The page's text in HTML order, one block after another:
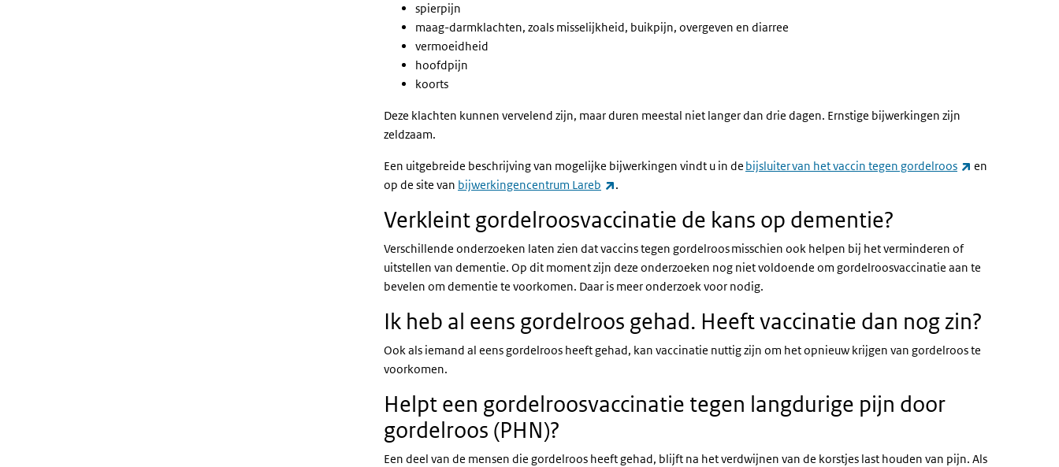
spierpijn
maag-darmklachten, zoals misselijkheid, buikpijn, overgeven en diarree
vermoeidheid
hoofdpijn
koorts
Deze klachten kunnen vervelend zijn, maar duren meestal niet langer dan drie dagen. Ernstige bijwerkingen zijn
zeldzaam.
Een uitgebreide beschrijving van mogelijke bijwerkingen vindt u in de bijsluiter van het vaccin tegen gordelroos (externe link)
en
op de site van bijwerkingencentrum Lareb (externe link)
.
Verkleint gordelroosvaccinatie de kans op dementie?
Verschillende onderzoeken laten zien dat vaccins tegen gordelroos misschien ook helpen bij het verminderen of
uitstellen van dementie. Op dit moment zijn deze onderzoeken nog niet voldoende om gordelroosvaccinatie aan te
bevelen om dementie te voorkomen. Daar is meer onderzoek voor nodig.
Ik heb al eens gordelroos gehad. Heeft vaccinatie dan nog zin?
Ook als iemand al eens gordelroos heeft gehad, kan vaccinatie nuttig zijn om het opnieuw krijgen van gordelroos te
voorkomen.
Helpt een gordelroosvaccinatie tegen langdurige pijn door
gordelroos (PHN)?
Een deel van de mensen die gordelroos heeft gehad, blijft na het verdwijnen van de korstjes last houden van pijn. Als